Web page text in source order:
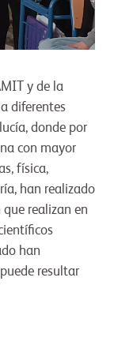
y de la
diferentes
donde por
con mayor
física,
han realizado
realizan en
han
resultar